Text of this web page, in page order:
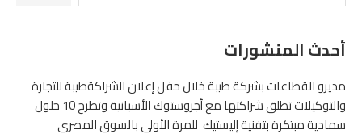
أحدث المنشورات
مديرو القطاعات بشركة طيبة خلال حفل إعلان الشراكةطيبة للتجارة
والتوكيلات تطلق شراكتها مع أجروستوك الأسبانية وتطرح 10 حلول
سمادية مبتكرة بتفنية إليستيك للمرة الأولى بالسوق المصرى